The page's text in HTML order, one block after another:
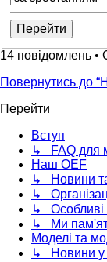
14 повідомлень •
Повернутись до
Перейти
Вступ
↳ FAQ для
Наш OEF
↳ Новини
↳
↳ Особливі
↳ Ми
Моделі та
↳ Новини у